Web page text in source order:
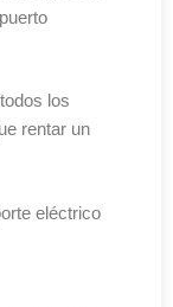
los
rentar un
eléctrico